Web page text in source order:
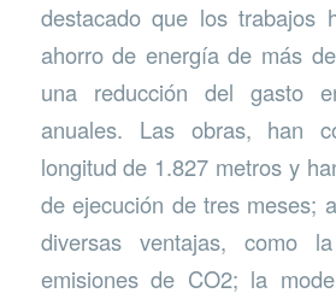
destacado que los trabajos
ahorro de energía de más
una reducción del gasto
anuales. Las obras, han
longitud de 1.827 metros y
de ejecución de tres meses;
diversas ventajas, como
emisiones de CO2; la